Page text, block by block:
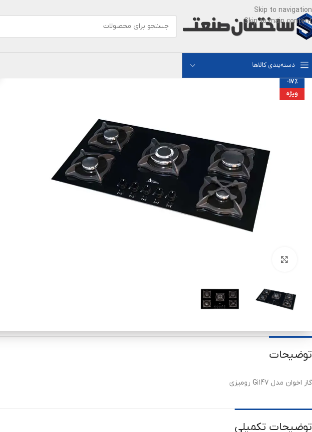
Skip to navigation
Skip to main content
دسته‌بندی کالاها
-17%
ویژه
توضیحات
گاز اخوان مدل Gi147 رومیزی
توضیحات تکمیلی